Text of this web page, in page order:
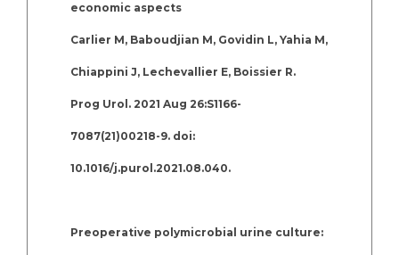
economic aspects
Carlier M, Baboudjian M, Govidin L, Yahia M,
Chiappini J, Lechevallier E, Boissier R.
Prog Urol. 2021 Aug 26:S1166-
7087(21)00218-9. doi:
10.1016/j.purol.2021.08.040.
Preoperative polymicrobial urine culture: